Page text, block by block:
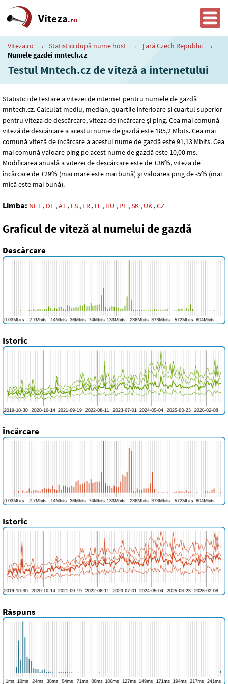
Viteza.ro
Viteza.ro → Statistici după nume host → Țară Czech Republic →
Numele gazdei mntech.cz
Testul Mntech.cz de viteză a internetului
Statistici de testare a vitezei de internet pentru numele de gazdă
mntech.cz. Calculat mediu, median, quartile inferioare și cuartul superior
pentru viteza de descărcare, viteza de încărcare și ping. Cea mai comună
viteză de descărcare a acestui nume de gazdă este 185,2 Mbits. Cea mai
comună viteză de încărcare a acestui nume de gazdă este 91,13 Mbits. Cea
mai comună valoare ping pe acest nume de gazdă este 10,00 ms.
Modificarea anuală a vitezei de descărcare este de +36%, viteza de
încărcare de +29% (mai mare este mai bună) și valoarea ping de -5% (mai
mică este mai bună).
Limba: NET , DE ,AT , ES , FR , IT , HU , PL ,SK , UK ,CZ
Graficul de viteză al numelui de gazdă
Descărcare
Istoric
Încărcare
Istoric
Răspuns